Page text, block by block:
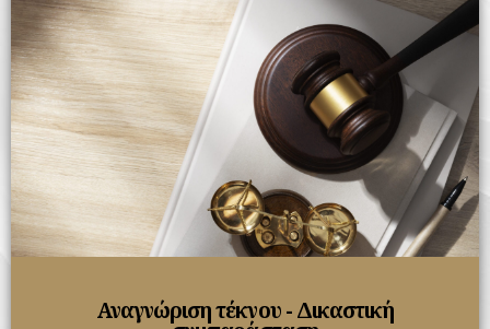
Αναγνώριση τέκνου - Δικαστική